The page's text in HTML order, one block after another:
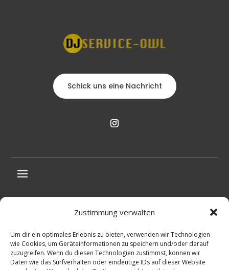
Zustimmung verwalten
Um dir ein optimales Erlebnis zu bieten, verwenden wir Technologien
wie Cookies, um Geräteinformationen zu speichern und/oder darauf
zuzugreifen. Wenn du diesen Technologien zustimmst, können wir
Daten wie das Surfverhalten oder eindeutige IDs auf dieser Website
Schick uns eine Nachricht
Glossar